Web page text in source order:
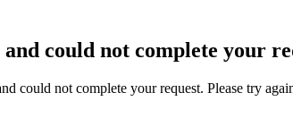
could not complete your
could not complete your request. Please try